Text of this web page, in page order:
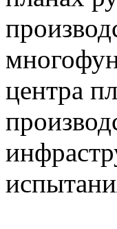
центра